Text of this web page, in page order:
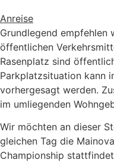
Anreise
Grundlegend empfehlen
öffentlichen
Rasenplatz sind
Parkplatzsituation kann
vorhergesagt werden.
im umliegenden
Wir möchten an dieser
gleichen Tag die
Championship